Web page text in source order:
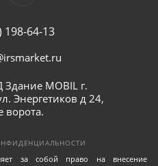
198-64-13
MOBIL г.
Энергетиков д 24,
ворота.
за собой право на внесение